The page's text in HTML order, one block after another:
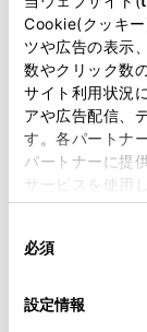
Cookie(クッキ
ツや広告の表示
数やクリック数
サイト利用状況
アや広告配信、
す。各パートナ
パートナーに提
サービスを使用
使用することが
デバイスにすべ
意したことに
必須
設定情報
す）
トヨ
等
おクル
は、自
が可能